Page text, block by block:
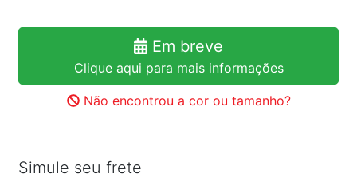
Em breve
Clique aqui para mais informações
Não encontrou a cor ou tamanho?
Simule seu frete